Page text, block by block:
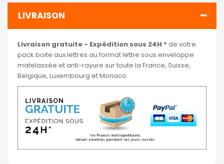
LIVRAISON
Livraison gratuite - Expédition sous 24H * de votre
pack boite aux lettres au format lettre sous enveloppe
matelassée et anti-rayure sur toute la France, Suisse,
Belgique, Luxembourg et Monaco.